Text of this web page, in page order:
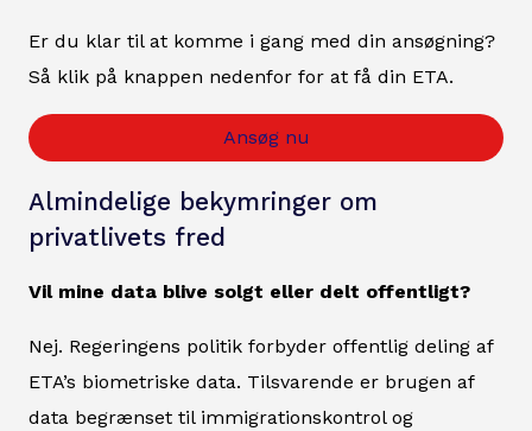
Er du klar til at komme i gang med din ansøgning?
Så klik på knappen nedenfor for at få din ETA.
Ansøg nu
Almindelige bekymringer om
privatlivets fred
Vil mine data blive solgt eller delt offentligt?
Nej. Regeringens politik forbyder offentlig deling af
ETA’s biometriske data. Tilsvarende er brugen af
data begrænset til immigrationskontrol og